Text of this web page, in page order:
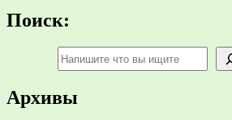
Поиск:
Архивы